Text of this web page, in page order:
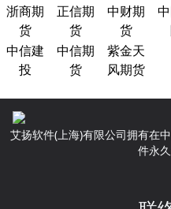
浙商期
货
正信期
货
中财期
货
中信建
投
中信期
货
紫金天
风期货
艾扬软件(上海)有限公司拥有在
件永久